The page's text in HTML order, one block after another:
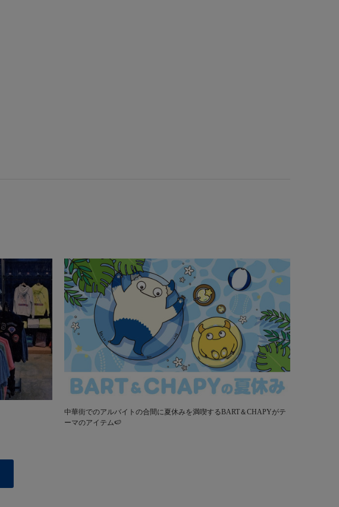
中華街でのアルバイトの合間に夏休みを満喫するBART＆CHAPYがテ
ーマのアイテム🍉